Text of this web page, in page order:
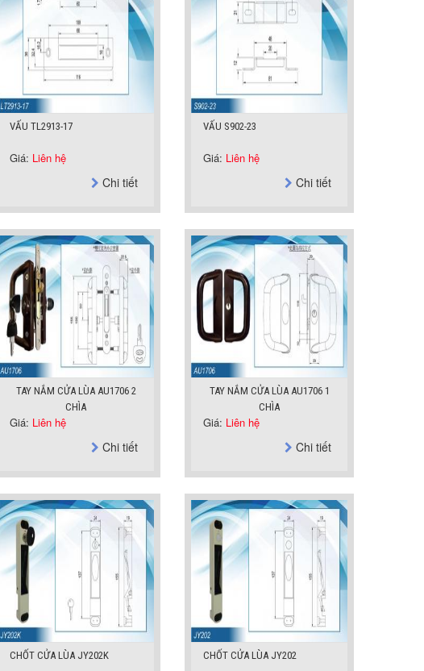
VẤU TL2913-17
Giá: Liên hệ
Chi tiết
VẤU S902-23
Giá: Liên hệ
Chi tiết
TAY NẮM CỬA LÙA AU1706 2
CHÌA
Giá: Liên hệ
Chi tiết
TAY NẮM CỬA LÙA AU1706 1
CHÌA
Giá: Liên hệ
Chi tiết
CHỐT CỬA LÙA JY202K CHỐT CỬA LÙA JY202